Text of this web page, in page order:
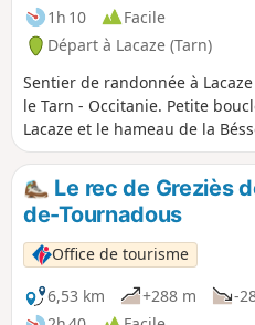
1h 10
Facile
Départ à Lacaze (Tarn)
Sentier de randonnée à
le Tarn - Occitanie. Petite
Lacaze et le hameau de la
vue. Lors de cette petite
de Lacaze et son riche
son château Renaissance,
historiques et aménagé en
(expositions d'avril à octobre)
XVIIe siècle. Sorti du village,
où vous pourrez rejoindre par
creux, le hameau de la
Le rec de Greziès
de-Tournadous
Office de tourisme
6,53 km
+288 m
-